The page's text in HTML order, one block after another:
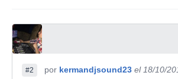
#2 por kermandjsound23 el 18/10/